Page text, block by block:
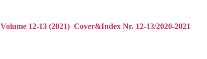
Volume 12-13 (2021) Cover&Index Nr. 12-13/2020-2021